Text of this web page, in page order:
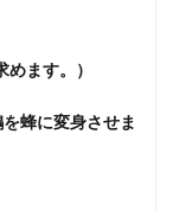
めます。）
蜂に変身させま